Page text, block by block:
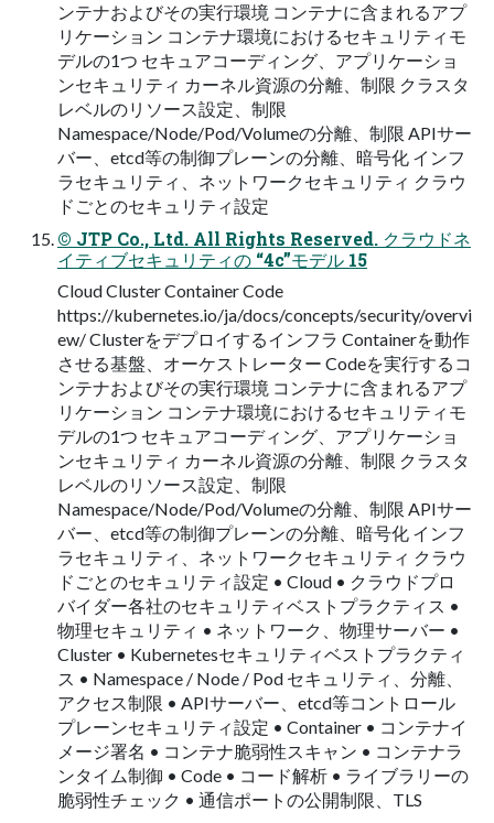
ンテナおよびその実⾏環境 コンテナに含まれるアプ
リケーション コンテナ環境におけるセキュリティモ
デルの1つ セキュアコーディング、アプリケーショ
ンセキュリティ カーネル資源の分離、制限 クラスタ
レベルのリソース設定、制限
Namespace/Node/Pod/Volumeの分離、制限 APIサー
バー、etcd等の制御プレーンの分離、暗号化 インフ
ラセキュリティ、ネットワークセキュリティ クラウ
ドごとのセキュリティ設定
© JTP Co., Ltd. All Rights Reserved. クラウドネ
イティブセキュリティの “4c”モデル 15
Cloud Cluster Container Code
https://kubernetes.io/ja/docs/concepts/security/overvi
ew/ Clusterをデプロイするインフラ Containerを動作
させる基盤、オーケストレーター Codeを実⾏するコ
ンテナおよびその実⾏環境 コンテナに含まれるアプ
リケーション コンテナ環境におけるセキュリティモ
デルの1つ セキュアコーディング、アプリケーショ
ンセキュリティ カーネル資源の分離、制限 クラスタ
レベルのリソース設定、制限
Namespace/Node/Pod/Volumeの分離、制限 APIサー
バー、etcd等の制御プレーンの分離、暗号化 インフ
ラセキュリティ、ネットワークセキュリティ クラウ
ドごとのセキュリティ設定 • Cloud • クラウドプロ
バイダー各社のセキュリティベストプラクティス •
物理セキュリティ • ネットワーク、物理サーバー •
Cluster • Kubernetesセキュリティベストプラクティ
ス • Namespace / Node / Pod セキュリティ、分離、
アクセス制限 • APIサーバー、etcd等コントロール
プレーンセキュリティ設定 • Container • コンテナイ
メージ署名 • コンテナ脆弱性スキャン • コンテナラ
ンタイム制御 • Code • コード解析 • ライブラリーの
脆弱性チェック • 通信ポートの公開制限、TLS